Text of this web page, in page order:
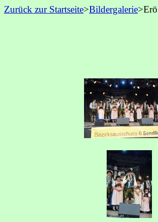
Zurück zur Startseite>Bildergalerie